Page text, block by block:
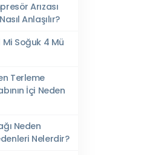
Arızası
Anlaşılır?
Mi Soğuk 4 Mü
Terleme
İçi Neden
Neden
Nelerdir?